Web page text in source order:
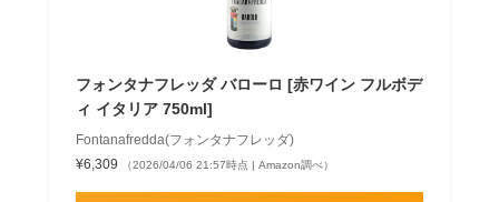
フォンタナフレッダ バローロ [赤ワイン フルボデ
ィ イタリア 750ml]
Fontanafredda(フォンタナフレッダ)
¥6,309
（2026/04/06 21:57時点 | Amazon調べ）